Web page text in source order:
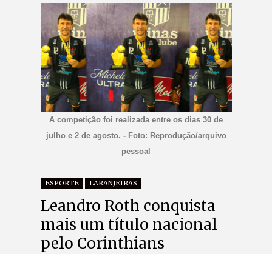
A competição foi realizada entre os dias 30 de
julho e 2 de agosto. - Foto: Reprodução/arquivo
pessoal
ESPORTE LARANJEIRAS
Leandro Roth conquista
mais um título nacional
pelo Corinthians